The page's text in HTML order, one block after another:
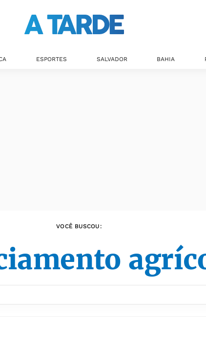
ESPORTES SALVADOR BAHIA
VOCÊ BUSCOU: